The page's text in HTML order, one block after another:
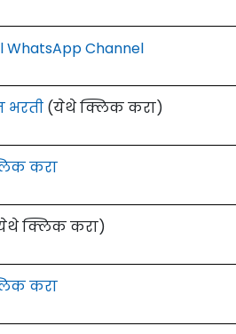
WhatsApp Channel
भरती (येथे क्लिक करा)
करा
क्लिक करा)
करा